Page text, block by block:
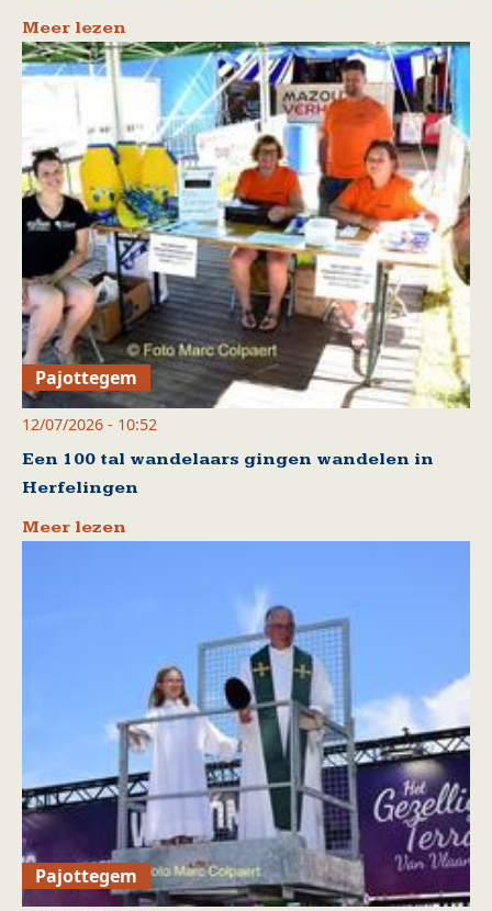
Meer lezen
Pajottegem
12/07/2026 - 10:52
Een 100 tal wandelaars gingen wandelen in
Herfelingen
Meer lezen
Pajottegem